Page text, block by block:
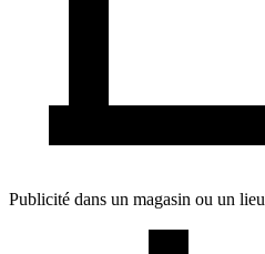
Publicité dans un magasin ou un lieu